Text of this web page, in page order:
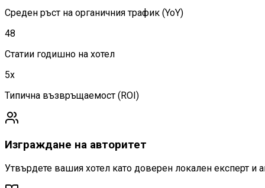
Среден ръст на органичния трафик (YoY)
48
Статии годишно на хотел
5x
Типична възвръщаемост (ROI)
Изграждане на авторитет
Утвърдете вашия хотел като доверен локален експерт и